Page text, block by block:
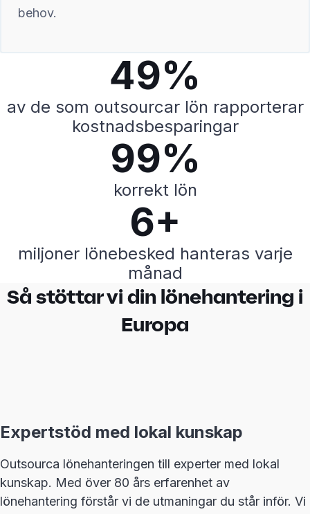
behov.
49%
av de som outsourcar lön rapporterar
kostnadsbesparingar
99%
korrekt lön
6+
miljoner lönebesked hanteras varje
månad
Så stöttar vi din lönehantering i
Europa
Expertstöd med lokal kunskap
Outsourca lönehanteringen till experter med lokal
kunskap. Med över 80 års erfarenhet av
lönehantering förstår vi de utmaningar du står inför. Vi